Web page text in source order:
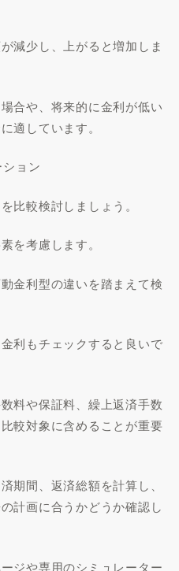
減少し、上がると増加しま
合や、将来的に金利が低い
適しています。
ョン
比較検討しましょう。
を考慮します。
金利型の違いを踏まえて検
利もチェックすると良いで
料や保証料、繰上返済手数
較対象に含めることが重要
間、返済総額を計算し、
計画に合うかどうか確認し
ジや専用のシミュレーター